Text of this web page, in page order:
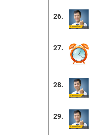
26.
27.
28.
29.